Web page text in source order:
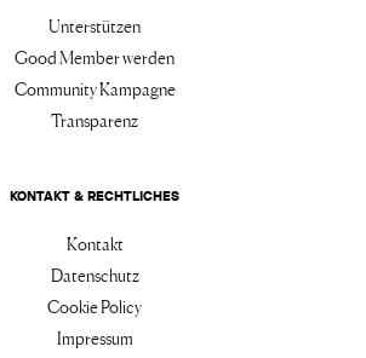
Unterstützen
Good Member werden
Community Kampagne
Transparenz
KONTAKT & RECHTLICHES
Kontakt
Datenschutz
Cookie Policy
Impressum